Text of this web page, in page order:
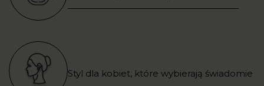
Styl dla kobiet, które wybierają świadomie